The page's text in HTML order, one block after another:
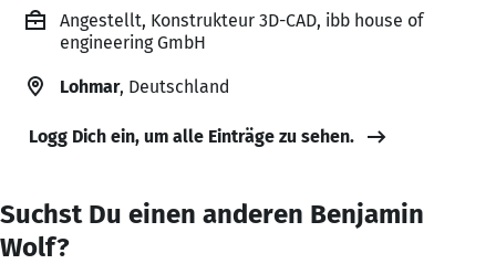
Angestellt, Konstrukteur 3D-CAD, ibb house of
engineering GmbH
Lohmar, Deutschland
Logg Dich ein, um alle Einträge zu sehen.
Suchst Du einen anderen Benjamin
Wolf?